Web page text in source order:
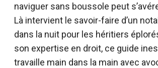
naviguer sans boussole peut
Là intervient le savoir-faire d’un
dans la nuit pour les héritiers
son expertise en droit, ce guide
travaille main dans la main avec